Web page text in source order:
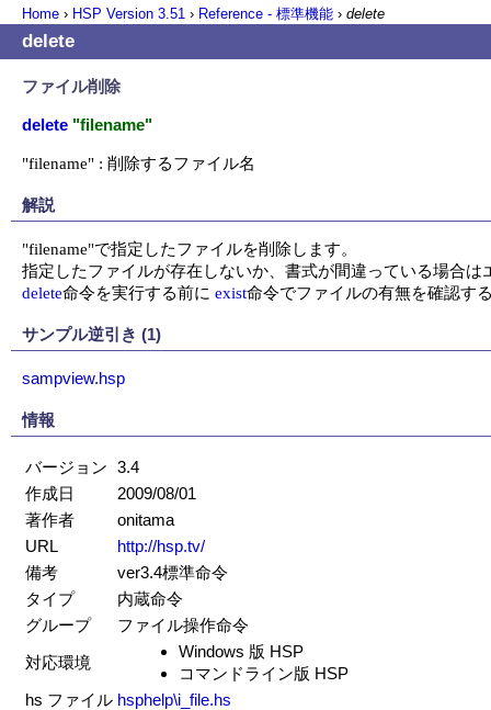
Home › HSP Version 3.51 › Reference - 標準機能 › delete
delete
ファイル削除
delete "filename"
"filename" : 削除するファイル名
解説
"filename"で指定したファイルを削除します。
delete命令を実行する前に exist命令でファイルの有無を確認す
サンプル逆引き (1)
sampview.hsp
情報
バージョン 3.4
作成日
2009/08/01
著作者
onitama
URL
http://hsp.tv/
備考
ver3.4標準命令
タイプ
内蔵命令
グループ
ファイル操作命令
対応環境
Windows 版 HSP
コマンドライン版 HSP
hs ファイル hsphelp\i_file.hs